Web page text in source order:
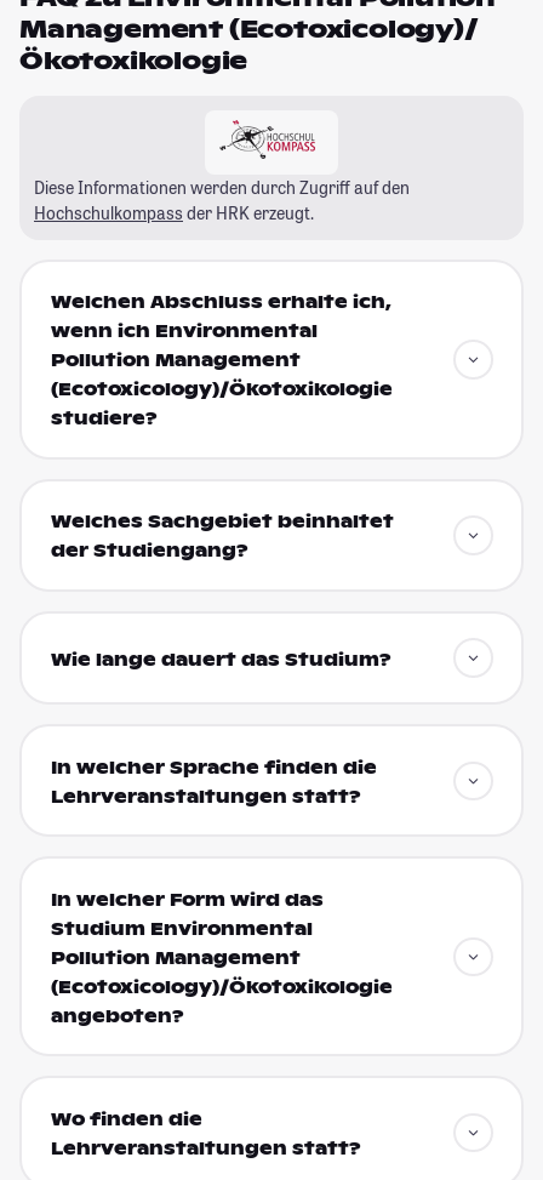
Management (Ecotoxicology)/
Ökotoxikologie
Diese Informationen werden durch Zugriff auf den
Hochschulkompass der HRK erzeugt.
Welchen Abschluss erhalte ich,
wenn ich Environmental
Pollution Management
(Ecotoxicology)/Ökotoxikologie
studiere?
Welches Sachgebiet beinhaltet
der Studiengang?
Wie lange dauert das Studium?
In welcher Sprache finden die
Lehrveranstaltungen statt?
In welcher Form wird das
Studium Environmental
Pollution Management
(Ecotoxicology)/Ökotoxikologie
angeboten?
Wo finden die
Lehrveranstaltungen statt?